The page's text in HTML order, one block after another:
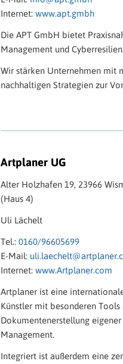
Internet: www.apt.gmbh
Die APT GmbH bietet
Management und
Wir stärken Unternehmen mit
nachhaltigen Strategien zur
Artplaner UG
Alter Holzhafen 19, 23966
(Haus 4)
Uli Lächelt
Tel.: 0160/96605699
E-Mail:
Internet: www.Artplaner.com
Artplaner ist eine
Künstler mit besonderen
Dokumentenerstellung
Management.
Integriert ist außerdem eine